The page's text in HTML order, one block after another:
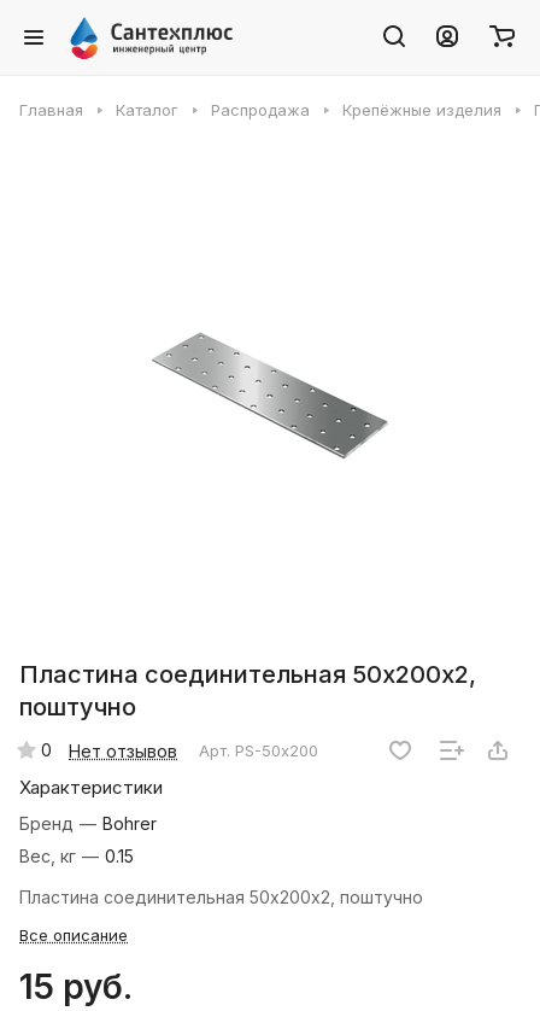
Главная Каталог Распродажа Крепёжные изделия
Пластина соединительная 50х200х2,
поштучно
0 Нет отзывов Арт. PS-50х200
Характеристики
Бренд — Bohrer
Вес, кг — 0.15
Пластина соединительная 50х200х2, поштучно
Все описание
15 руб.